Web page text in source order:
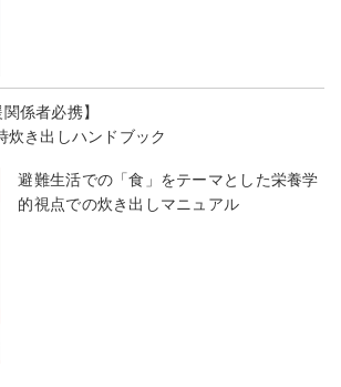
係者必携】
炊き出しハンドブック
避難生活での「食」をテーマとした栄養学
的視点での炊き出しマニュアル